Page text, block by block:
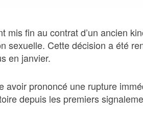
fin au contrat d’un ancien
sexuelle. Cette décision a été
en janvier.
avoir prononcé une rupture
depuis les premiers